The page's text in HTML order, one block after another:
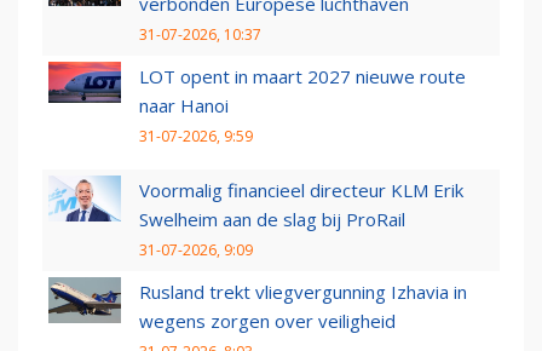
31-07-2026, 10:37
LOT opent in maart 2027 nieuwe route
naar Hanoi
31-07-2026, 9:59
Voormalig financieel directeur KLM Erik
Swelheim aan de slag bij ProRail
31-07-2026, 9:09
Rusland trekt vliegvergunning Izhavia in
wegens zorgen over veiligheid